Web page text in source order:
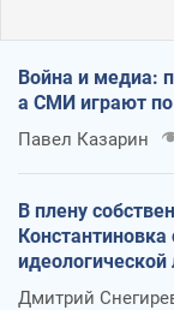
Война и медиа:
а СМИ играют
Павел Казарин
В плену
Константиновка
оккупантов
Дмитрий